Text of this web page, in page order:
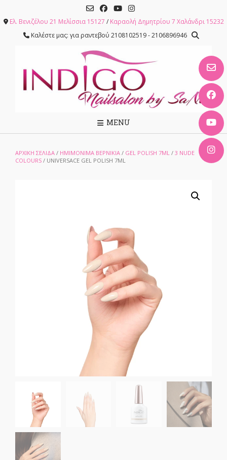
content
Ελ. Βενιζέλου 21 Μελίσσια 15127 / Καραολή Δημητρίου 7 Χαλάνδρι 15232
Καλέστε μας: για ραντεβού 2108102519 - 2106896946
MENU
ΑΡΧΙΚΉ ΣΕΛΊΔΑ / ΗΜΙΜΟΝΙΜΑ ΒΕΡΝΙΚΙΑ / GEL POLISH 7ML / 3 NUDE
COLOURS / UNIVERSACE GEL POLISH 7ML